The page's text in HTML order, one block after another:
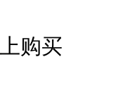
上购买